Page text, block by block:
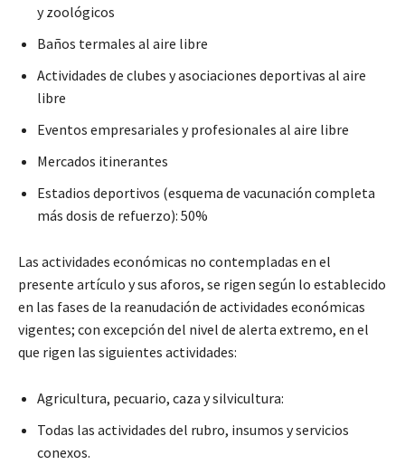
y zoológicos
Baños termales al aire libre
Actividades de clubes y asociaciones deportivas al aire
libre
Eventos empresariales y profesionales al aire libre
Mercados itinerantes
Estadios deportivos (esquema de vacunación completa
más dosis de refuerzo): 50%
Las actividades económicas no contempladas en el
presente artículo y sus aforos, se rigen según lo establecido
en las fases de la reanudación de actividades económicas
vigentes; con excepción del nivel de alerta extremo, en el
que rigen las siguientes actividades:
Agricultura, pecuario, caza y silvicultura:
Todas las actividades del rubro, insumos y servicios
conexos.